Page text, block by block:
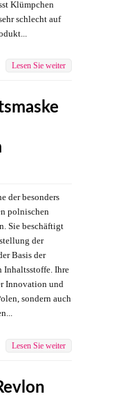
Klümpchen
schlecht auf
Lesen Sie weiter
der besonders
polnischen
Sie beschäftigt
der
Basis der
Inhaltsstoffe. Ihre
Innovation und
sondern auch
Lesen Sie weiter